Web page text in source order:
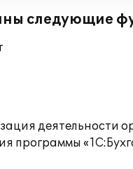
следующие
деятельности
программы